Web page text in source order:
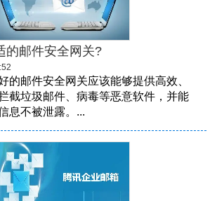
的邮件安全网关?
的邮件安全网关应该能够提供高效、
截垃圾邮件、病毒等恶意软件，并能
息不被泄露。...